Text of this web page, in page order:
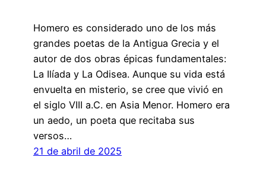
Homero es considerado uno de los más
grandes poetas de la Antigua Grecia y el
autor de dos obras épicas fundamentales:
La Ilíada y La Odisea. Aunque su vida está
envuelta en misterio, se cree que vivió en
el siglo VIII a.C. en Asia Menor. Homero era
un aedo, un poeta que recitaba sus
versos…
21 de abril de 2025